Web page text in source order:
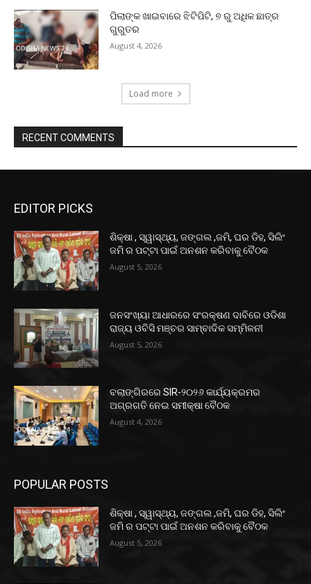
ପିଲାଙ୍କ ଖାଇବାରେ ଝିଟିପିଟି, ୭ ରୁ ଅଧିକ ଛାତ୍ର
ଗୁରୁତର
August 4, 2026
Load more
RECENT COMMENTS
EDITOR PICKS
ଶିକ୍ଷା , ସ୍ୱାସ୍ଥ୍ୟ, ଜଙ୍ଗଲ ,ଜମି, ଘର ଡିହ, ସିଲିଂ
ଜମି ର ପଟ୍ଟା ପାଇଁ ଅନଶନ କରିବାକୁ ବୈଠକ
August 5, 2026
ଜନସଂଖ୍ୟା ଆଧାରରେ ସଂରକ୍ଷଣ ଦାବିରେ ଓଡିଶା
ରାଜ୍ୟ ଓବିସି ମଞ୍ଚର ସାମ୍ବାଦିକ ସମ୍ମିଳନୀ
August 5, 2026
ବଲାଙ୍ଗିରରେ SIR-୨୦୨୬ କାର୍ଯ୍ୟକ୍ରମର
ଅଗ୍ରଗତି ନେଇ ସମୀକ୍ଷା ବୈଠକ
August 4, 2026
POPULAR POSTS
ଶିକ୍ଷା , ସ୍ୱାସ୍ଥ୍ୟ, ଜଙ୍ଗଲ ,ଜମି, ଘର ଡିହ, ସିଲିଂ
ଜମି ର ପଟ୍ଟା ପାଇଁ ଅନଶନ କରିବାକୁ ବୈଠକ
August 5, 2026